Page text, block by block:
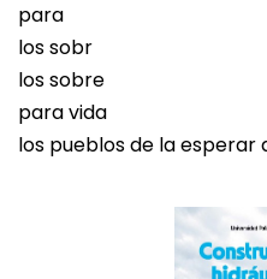
para
los sobr
los sobre
para vida
los pueblos de la esperar